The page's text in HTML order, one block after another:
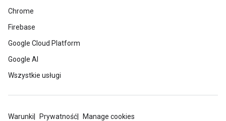
Chrome
Firebase
Google Cloud Platform
Google AI
Wszystkie usługi
Warunki Prywatność Manage cookies